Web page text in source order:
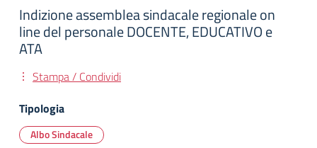
Indizione assemblea sindacale regionale on
line del personale DOCENTE, EDUCATIVO e
ATA
Stampa / Condividi
Tipologia
Albo Sindacale